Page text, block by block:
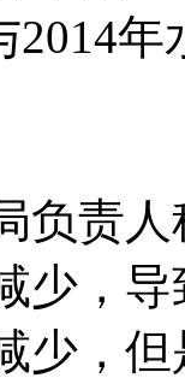
2014
责人
少，
少，